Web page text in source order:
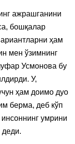
ажрашганини
бошқалар
ҳам
мен ўзимнинг
Усмонова бу
У,
ҳам доимо дуо
берма, деб кўп
умрини
деди.